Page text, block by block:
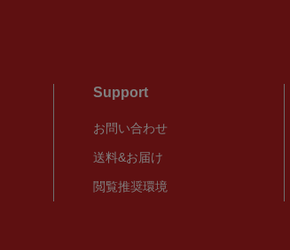
Support
お問い合わせ
送料&お届け
閲覧推奨環境